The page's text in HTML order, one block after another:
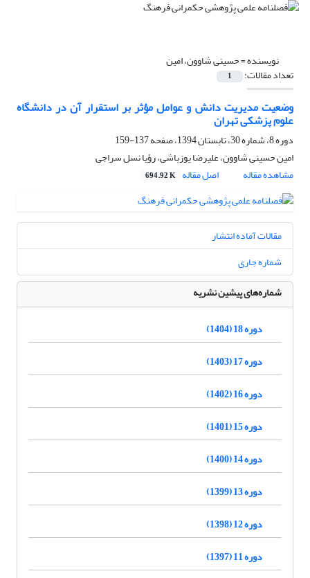
نویسنده =حسینی شاوون، امین
تعداد مقالات: 1
وضعیت مدیریت دانش و عوامل مؤثر بر استقرار آن در دانشگاه
علوم پزشکی تهران
دوره 8، شماره 30، تابستان 1394، صفحه
137-159
امین حسینی شاوون، علیرضا یوزباشی، رؤیا نسل سراجی
مشاهده مقاله
اصل مقاله 694.92 K
مقالات آماده انتشار
شماره جاری
شماره‌های پیشین نشریه
دوره 18 (1404)
دوره 17 (1403)
دوره 16 (1402)
دوره 15 (1401)
دوره 14 (1400)
دوره 13 (1399)
دوره 12 (1398)
دوره 11 (1397)